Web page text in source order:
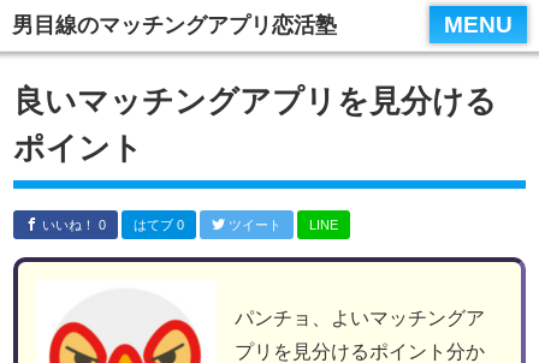
男目線のマッチングアプリ恋活塾 MENU
スマホメニュータイトル２
良いマッチングアプリを見分ける
ポイント
いいね！ 0 はてブ 0 ツイート LINE
パンチョ、よいマッチングア
プリを見分けるポイント分か